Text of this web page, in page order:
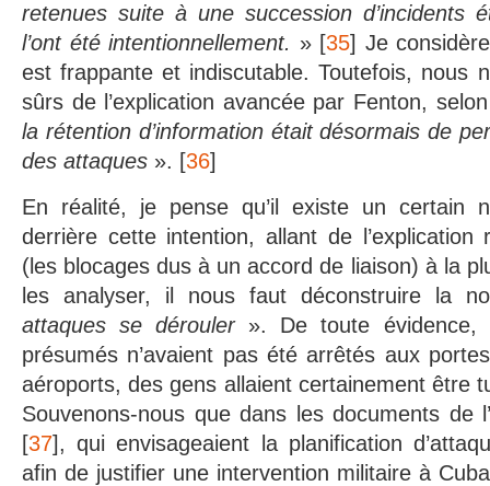
retenues suite à une succession d’incidents
l’ont été intentionnellement. » [35] Je
est frappante et indiscutable. Toutefois, nous
sûrs de l’explication avancée par Fenton,
la rétention d’information était désormais de
des attaques ». [36]
En réalité, je pense qu’il existe un certain
derrière cette intention, allant de l’explication
(les blocages dus à un accord de liaison) à la
les analyser, il nous faut déconstruire la
attaques se dérouler». De toute évidence,
présumés n’avaient pas été arrêtés aux
aéroports, des gens allaient certainement être
Souvenons-nous que dans les documents de
[37], qui envisageaient la planification
afin de justifier une intervention militaire à